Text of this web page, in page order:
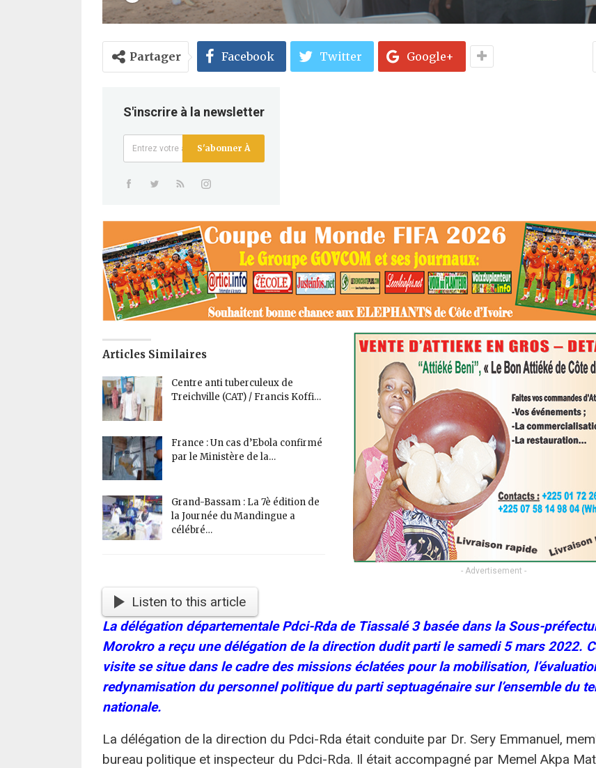
Partager Facebook Twitter Google+
S'inscrire à la newsletter
S'abonner À
Articles Similaires
Centre anti tuberculeux de
Treichville (CAT) / Francis Koffi…
France : Un cas d’Ebola confirmé
par le Ministère de la…
Grand-Bassam : La 7è édition de
la Journée du Mandingue a
célébré…
- Advertisement -
Listen to this article
La délégation départementale Pdci-Rda de Tiassalé 3 basée dans la Sous-
Morokro a reçu une délégation de la direction dudit parti le samedi 5 mars 2022.
visite se situe dans le cadre des missions éclatées pour la mobilisation,
redynamisation du personnel politique du parti septuagénaire sur l’ensemble du
nationale.
La délégation de la direction du Pdci-Rda était conduite par Dr. Sery Emmanuel,
bureau politique et inspecteur du Pdci-Rda. Il était accompagné par Memel Akpa